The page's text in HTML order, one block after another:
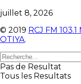
juillet 8, 2026
© 2019 RCJ FM
OTIYA.
Pas de Resultat
Tous les Resultats